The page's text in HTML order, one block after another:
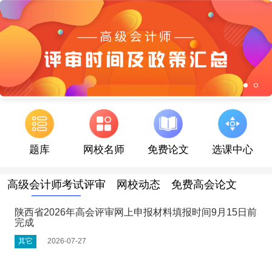
题库 网校名师 免费论文 选课中心
高级会计师考试评审 网校动态 免费高会论文
陕西省2026年高会评审网上申报材料填报时间9月15日前
完成
其它 2026-07-27